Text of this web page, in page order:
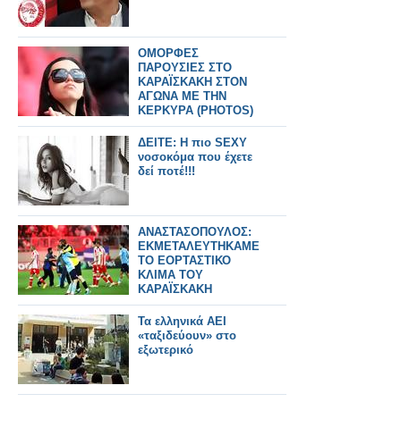
ΟΜΟΡΦΕΣ
ΠΑΡΟΥΣΙΕΣ ΣΤΟ
ΚΑΡΑΪΣΚΑΚΗ ΣΤΟΝ
ΑΓΩΝΑ ΜΕ ΤΗΝ
ΚΕΡΚΥΡΑ (PHOTOS)
ΔΕΙΤΕ: Η πιο SEΧΥ
νοσοκόμα που έχετε
δεί ποτέ!!!
ΑΝΑΣΤΑΣΟΠΟΥΛΟΣ:
ΕΚΜΕΤΑΛΕΥΤΗΚΑΜΕ
ΤΟ ΕΟΡΤΑΣΤΙΚΟ
ΚΛΙΜΑ ΤΟΥ
ΚΑΡΑΪΣΚΑΚΗ
Τα ελληνικά ΑΕΙ
«ταξιδεύουν» στο
εξωτερικό